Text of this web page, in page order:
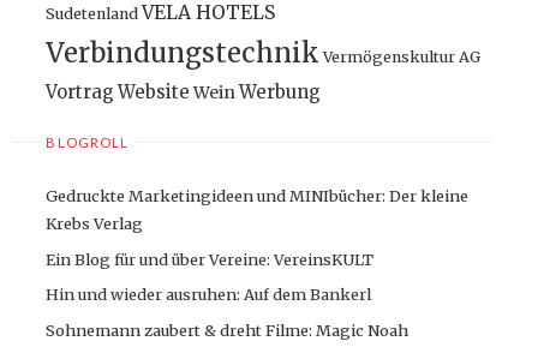
Sudetenland VELA HOTELS
Verbindungstechnik Vermögenskultur AG
Vortrag Website WeinWerbung
BLOGROLL
Gedruckte Marketingideen und MINIbücher: Der kleine
Krebs Verlag
Ein Blog für und über Vereine: VereinsKULT
Hin und wieder ausruhen: Auf dem Bankerl
Sohnemann zaubert & dreht Filme: Magic Noah